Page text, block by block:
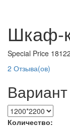
Шкаф-
Special Price
2 Отзыва(ов)
Вариант
Количество: